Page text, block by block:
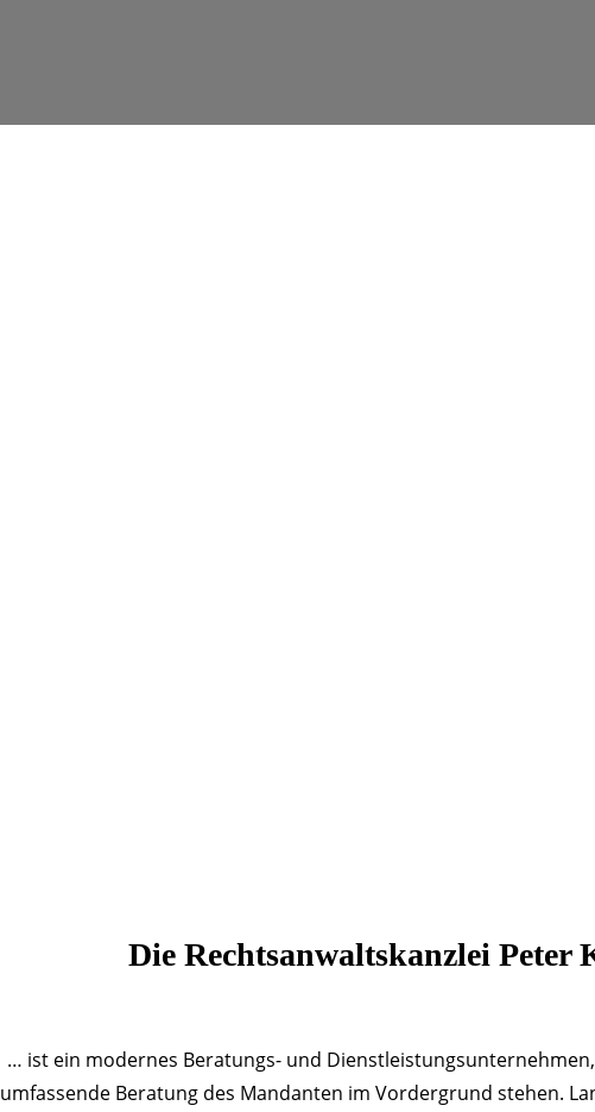
Die Rechtsanwaltskanzlei
… ist ein modernes Beratungs- und
umfassende Beratung des Mandanten im Vordergrund stehen.